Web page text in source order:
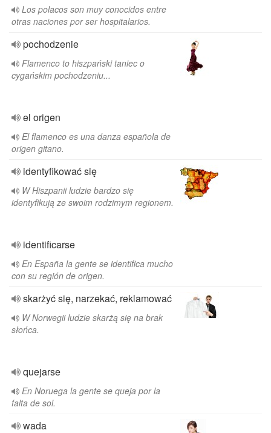
Los polacos son muy conocidos entre
otras naciones por ser hospitalarios.
pochodzenie
Flamenco to hiszpański taniec o
cygańskim pochodzeniu...
el origen
El flamenco es una danza española de
origen gitano.
identyfikować się
W Hiszpanii ludzie bardzo się
identyfikują ze swoim rodzimym regionem.
identificarse
En España la gente se identifica mucho
con su región de origen.
skarżyć się, narzekać, reklamować
W Norwegii ludzie skarżą się na brak
słońca.
quejarse
En Noruega la gente se queja por la
falta de sol.
wada